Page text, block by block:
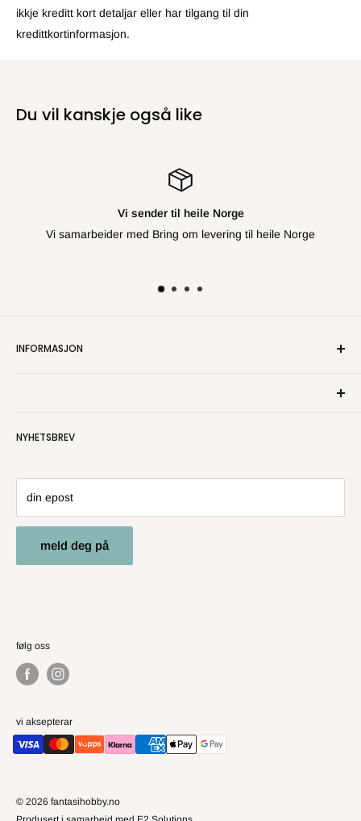
ikkje kreditt kort detaljar eller har tilgang til din
kredittkortinformasjon.
Du vil kanskje også like
Vi sender til heile Norge
med Bring om levering til heile Norge
INFORMASJON
NYHETSBREV
din epost
meld deg på
følg oss
vi aksepterar
© 2026 fantasihobby.no